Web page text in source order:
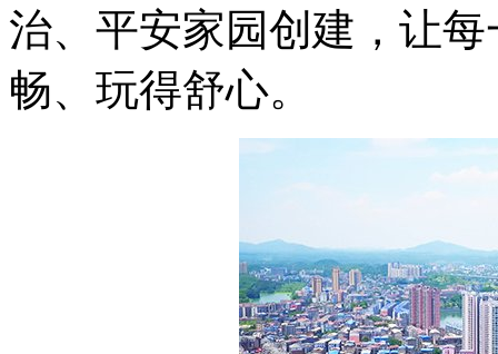
治、平安家园创建，让
畅、玩得舒心。